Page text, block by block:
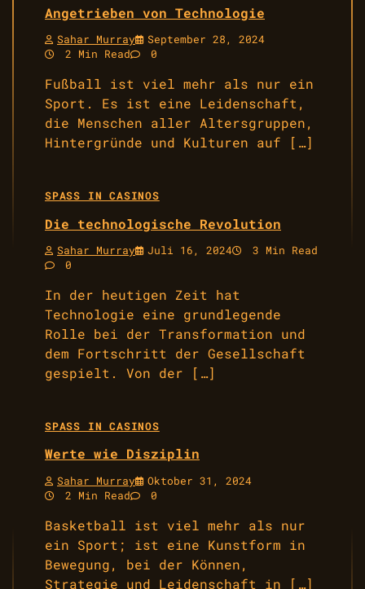
Angetrieben von Technologie
Sahar Murray
September 28, 2024
2 Min Read
0
Fußball ist viel mehr als nur ein
Sport. Es ist eine Leidenschaft,
die Menschen aller Altersgruppen,
Hintergründe und Kulturen auf […]
SPASS IN CASINOS
Die technologische Revolution
Sahar Murray Juli 16, 2024
3 Min Read
0
In der heutigen Zeit hat
Technologie eine grundlegende
Rolle bei der Transformation und
dem Fortschritt der Gesellschaft
gespielt. Von der […]
SPASS IN CASINOS
Werte wie Disziplin
Sahar Murray
Oktober 31, 2024
2 Min Read
0
Basketball ist viel mehr als nur
ein Sport; ist eine Kunstform in
Bewegung, bei der Können,
Strategie und Leidenschaft in […]